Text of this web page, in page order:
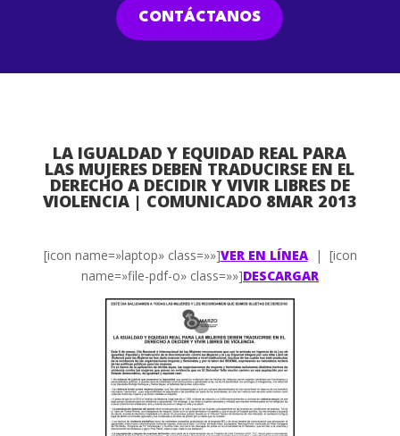
CONTÁCTANOS
LA IGUALDAD Y EQUIDAD REAL PARA
LAS MUJERES DEBEN TRADUCIRSE EN EL
DERECHO A DECIDIR Y VIVIR LIBRES DE
VIOLENCIA | COMUNICADO 8MAR 2013
[icon name=»laptop» class=»»]VER EN LÍNEA| [icon
name=»file-pdf-o» class=»»]DESCARGAR